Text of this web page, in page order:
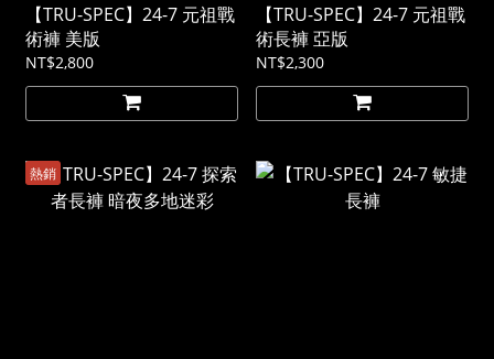
【TRU-SPEC】24-7 元祖戰
術褲 美版
NT$2,800
【TRU-SPEC】24-7 元祖戰
術長褲 亞版
NT$2,300
熱銷